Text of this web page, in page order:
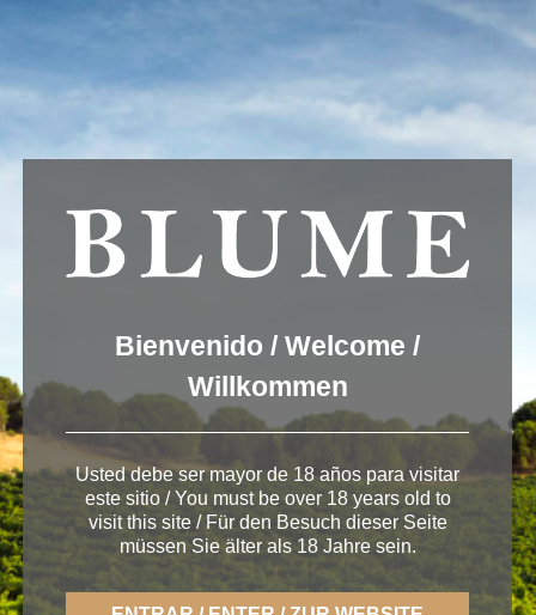
ENGLISH
DEUTSCH
REY-2
< Pagos del Rey
website.
You can find out more about which cookies we are using or
Bienvenido / Welcome /
Willkommen
Usted debe ser mayor de 18 años para visitar
este sitio / You must be over 18 years old to
visit this site / Für den Besuch dieser Seite
müssen Sie älter als 18 Jahre sein.